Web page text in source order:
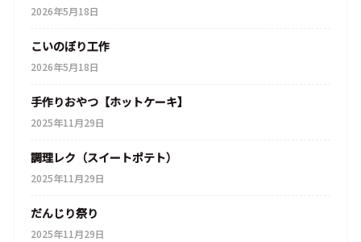
2026年5月18日
こいのぼり工作
2026年5月18日
手作りおやつ【ホットケーキ】
2025年11月29日
調理レク（スイートポテト）
2025年11月29日
だんじり祭り
2025年11月29日